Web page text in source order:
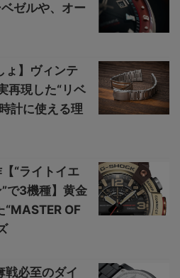
ゼルや、オー
ょ】ヴィンテ
再現した“リベ
計に使える理
“ライトイエ
で3機種】黄金
“MASTER OF
戦必至のダイ